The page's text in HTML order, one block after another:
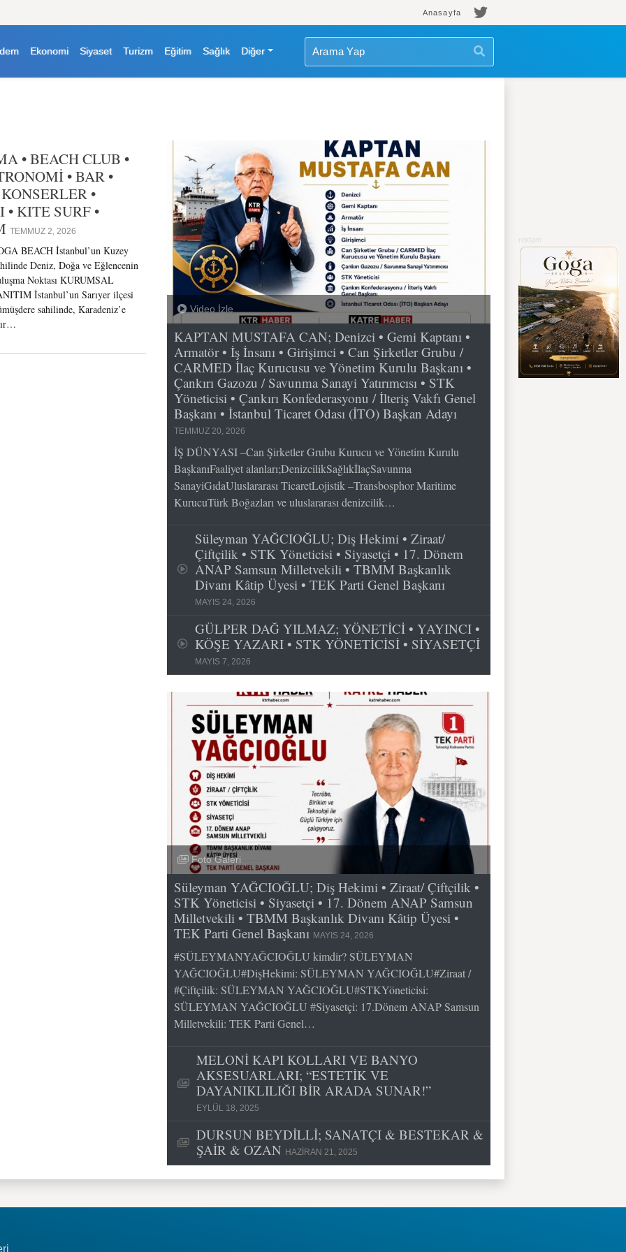
Anasayfa
Ekonomi Siyaset Turizm Eğitim Sağlık Diğer
• BEACH CLUB •
• BAR •
•
KITE SURF •
TEMMUZ 2, 2026
BEACH İstanbul’un Kuzey
Deniz, Doğa ve Eğlencenin
Noktası KURUMSAL
İstanbul’un Sarıyer ilçesi
sahilinde, Karadeniz’e
Video İzle
KAPTAN MUSTAFA CAN; Denizci • Gemi Kaptanı •
Armatör • İş İnsanı • Girişimci • Can Şirketler Grubu /
CARMED İlaç Kurucusu ve Yönetim Kurulu Başkanı •
Çankırı Gazozu / Savunma Sanayi Yatırımcısı • STK
Yöneticisi • Çankırı Konfederasyonu / İlteriş Vakfı Genel
Başkanı • İstanbul Ticaret Odası (İTO) Başkan Adayı
TEMMUZ 20, 2026
İŞ DÜNYASI –Can Şirketler Grubu Kurucu ve Yönetim Kurulu
BaşkanıFaaliyet alanları;DenizcilikSağlıkİlaçSavunma
SanayiGıdaUluslararası TicaretLojistik –Transbosphor Maritime
KurucuTürk Boğazları ve uluslararası denizcilik…
Süleyman YAĞCIOĞLU; Diş Hekimi • Ziraat/
Çiftçilik • STK Yöneticisi • Siyasetçi • 17. Dönem
ANAP Samsun Milletvekili • TBMM Başkanlık
Divanı Kâtip Üyesi • TEK Parti Genel Başkanı
MAYIS 24, 2026
GÜLPER DAĞ YILMAZ; YÖNETİCİ • YAYINCI •
KÖŞE YAZARI • STK YÖNETİCİSİ • SİYASETÇİ
MAYIS 7, 2026
Foto Galeri
Süleyman YAĞCIOĞLU; Diş Hekimi • Ziraat/ Çiftçilik •
STK Yöneticisi • Siyasetçi • 17. Dönem ANAP Samsun
Milletvekili • TBMM Başkanlık Divanı Kâtip Üyesi •
TEK Parti Genel Başkanı MAYIS 24, 2026
#SÜLEYMANYAĞCIOĞLU kimdir? SÜLEYMAN
YAĞCIOĞLU#DişHekimi: SÜLEYMAN YAĞCIOĞLU#Ziraat /
#Çiftçilik: SÜLEYMAN YAĞCIOĞLU#STKYöneticisi:
SÜLEYMAN YAĞCIOĞLU #Siyasetçi: 17.Dönem ANAP Samsun
Milletvekili: TEK Parti Genel…
MELONİ KAPI KOLLARI VE BANYO
AKSESUARLARI; “ESTETİK VE
DAYANIKLILIĞI BİR ARADA SUNAR!”
EYLÜL 18, 2025
DURSUN BEYDİLLİ; SANATÇI & BESTEKAR &
ŞAİR & OZAN HAZIRAN 21, 2025